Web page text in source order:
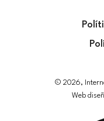
© 2026,
Web